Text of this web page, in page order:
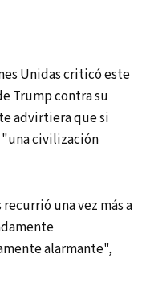
Unidas criticó este
Trump contra su
advirtiera que si
"una civilización
una vez más a
alarmante",